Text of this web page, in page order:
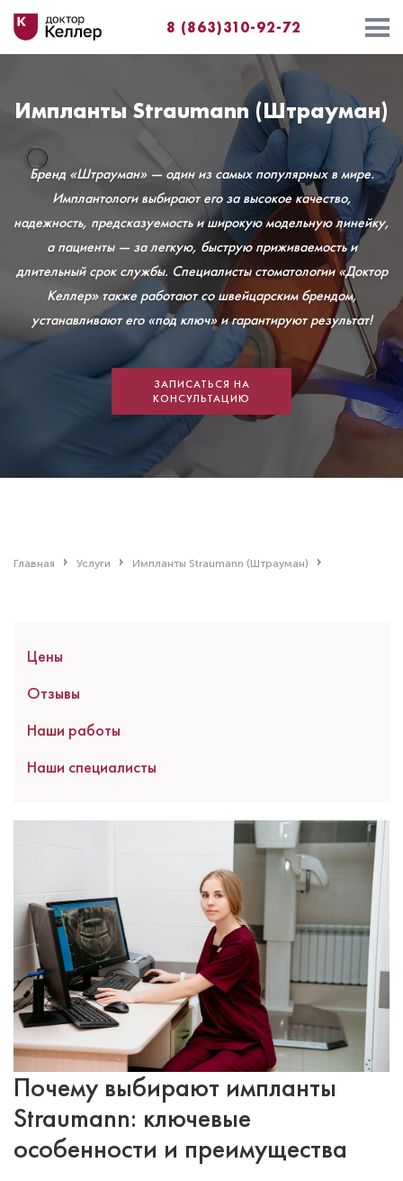
8 (863)310-92-72
Импланты Straumann (Штрауман)
Бренд «Штрауман» ― один из самых популярных в мире.
Имплантологи выбирают его за высокое качество,
надежность, предсказуемость и широкую модельную линейку,
а пациенты ― за легкую, быструю приживаемость и
длительный срок службы. Специалисты стоматологии «Доктор
Келлер» также работают со швейцарским брендом,
устанавливают его «под ключ» и гарантируют результат!
ЗАПИСАТЬСЯ НА
КОНСУЛЬТАЦИЮ
Главная Услуги Импланты Straumann (Штрауман)
Цены
Отзывы
Наши работы
Наши специалисты
Почему выбирают импланты
Straumann: ключевые
особенности и преимущества